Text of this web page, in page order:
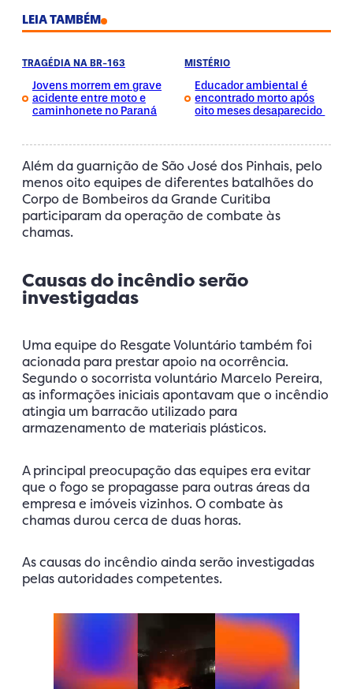
LEIA TAMBÉM
TRAGÉDIA NA BR-163
Jovens morrem em grave
acidente entre moto e
caminhonete no Paraná
MISTÉRIO
Educador ambiental é
encontrado morto após
oito meses desaparecido
Além da guarnição de São José dos Pinhais, pelo
menos oito equipes de diferentes batalhões do
Corpo de Bombeiros da Grande Curitiba
participaram da operação de combate às
chamas.
Causas do incêndio serão
investigadas
Uma equipe do Resgate Voluntário também foi
acionada para prestar apoio na ocorrência.
Segundo o socorrista voluntário Marcelo Pereira,
as informações iniciais apontavam que o incêndio
atingia um barracão utilizado para
armazenamento de materiais plásticos.
A principal preocupação das equipes era evitar
que o fogo se propagasse para outras áreas da
empresa e imóveis vizinhos. O combate às
chamas durou cerca de duas horas.
As causas do incêndio ainda serão investigadas
pelas autoridades competentes.